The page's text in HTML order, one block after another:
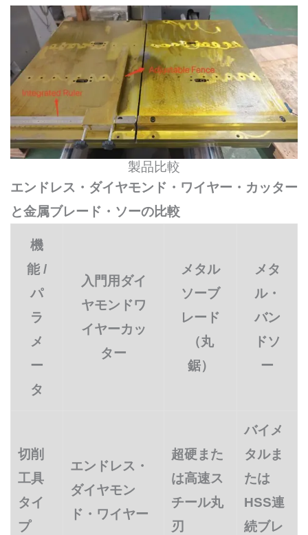
製品比較
エンドレス・ダイヤモンド・ワイヤー・カッター
と金属ブレード・ソーの比較
機
能 /
パ
ラ
メ
ー
タ
入門用ダイ
ヤモンドワ
イヤーカッ
ター
メタル
ソーブ
レード
（丸
鋸）
メタ
ル・
バン
ドソ
ー
切削
工具
タイ
プ
エンドレス・
ダイヤモン
ド・ワイヤー
超硬また
は高速ス
チール丸
刃
バイメ
タルま
たは
HSS連
続ブレ